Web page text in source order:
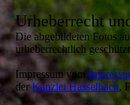
Urheberrecht
Die abgebildeten Fotos
urheberrechtlich
Impressum vom
derKanzlei Hasselbach,